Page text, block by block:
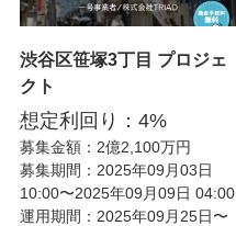
渋谷区笹塚3丁目 プロジェ
クト
想定利回り：4%
募集金額：2億2,100万円
募集期間：2025年09月03日
10:00〜2025年09月09日 04:00
運用期間：2025年09月25日〜